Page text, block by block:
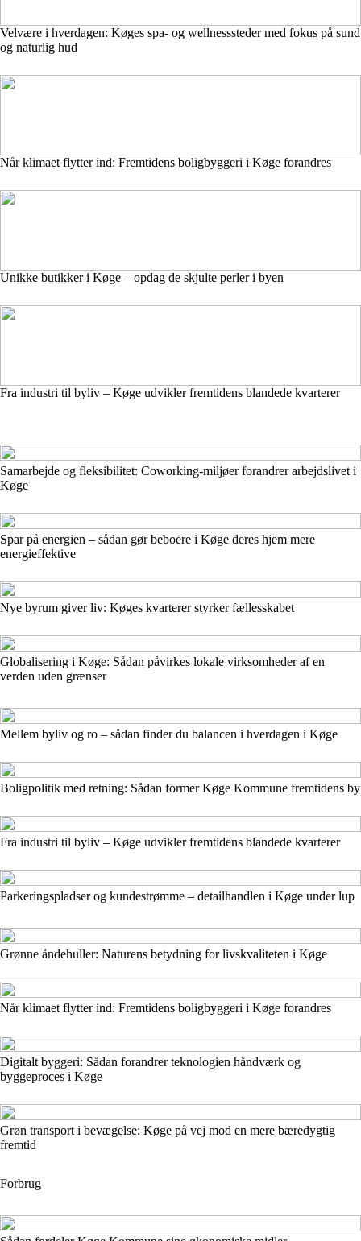
Velvære i hverdagen: Køges spa- og wellnesssteder med fokus på sund
og naturlig hud
Når klimaet flytter ind: Fremtidens boligbyggeri i Køge forandres
Unikke butikker i Køge – opdag de skjulte perler i byen
Fra industri til byliv – Køge udvikler fremtidens blandede kvarterer
Samarbejde og fleksibilitet: Coworking-miljøer forandrer arbejdslivet i
Køge
Spar på energien – sådan gør beboere i Køge deres hjem mere
energieffektive
Nye byrum giver liv: Køges kvarterer styrker fællesskabet
Globalisering i Køge: Sådan påvirkes lokale virksomheder af en
verden uden grænser
Mellem byliv og ro – sådan finder du balancen i hverdagen i Køge
Boligpolitik med retning: Sådan former Køge Kommune fremtidens by
Fra industri til byliv – Køge udvikler fremtidens blandede kvarterer
Parkeringspladser og kundestrømme – detailhandlen i Køge under lup
Grønne åndehuller: Naturens betydning for livskvaliteten i Køge
Når klimaet flytter ind: Fremtidens boligbyggeri i Køge forandres
Digitalt byggeri: Sådan forandrer teknologien håndværk og
byggeproces i Køge
Grøn transport i bevægelse: Køge på vej mod en mere bæredygtig
fremtid
Forbrug